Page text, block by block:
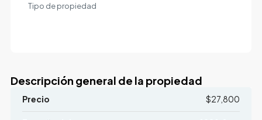
Tipo de propiedad
Descripción general de la propiedad
Precio $27,800